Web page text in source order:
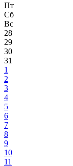
Пт
Сб
Вс
28
29
30
31
1
2
3
4
5
6
7
8
9
10
11